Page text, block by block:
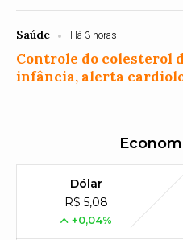
Saúde Há 3 horas
Controle do colesterol
infância, alerta
Dólar
R$ 5,08
+0,04%